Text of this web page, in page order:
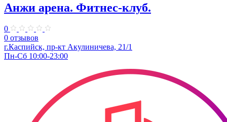
Анжи арена. Фитнес-клуб.
0
0 отзывов
г.Каспийск, пр-кт Акулиничева, 21/1
Пн-Сб 10:00-23:00